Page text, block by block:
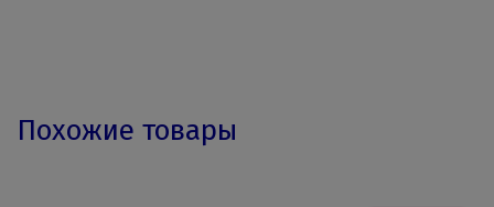
Похожие товары